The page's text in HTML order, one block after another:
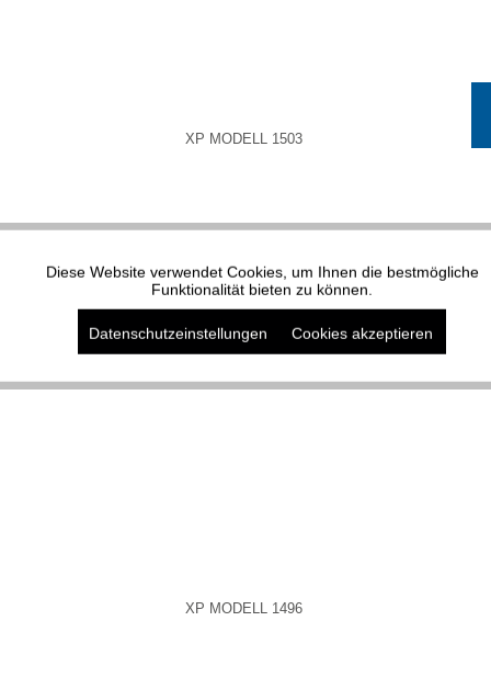
XP MODELL 1503
Kunden haben sich ebenfalls angesehen
XP MODELL 1496
Funktionale Aktiv
Marketing Aktiv
Diese Website verwendet Cookies, um Ihnen die bestmögliche
Funktionalität bieten zu können.
Datenschutzeinstellungen Cookies akzeptieren